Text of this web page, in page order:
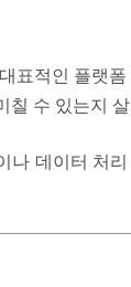
표적인 플랫
칠 수 있는지
나 데이터 처